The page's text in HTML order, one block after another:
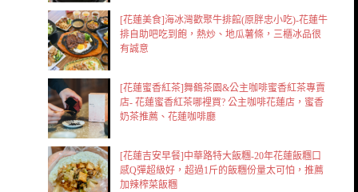
[花蓮美食]海冰灣歡聚牛排館(原胖忠小吃)-花蓮牛
排自助吧吃到飽，熱炒、地瓜薯條，三櫃冰品很
有誠意
[花蓮蜜香紅茶]舞鶴茶園&公主咖啡蜜香紅茶專賣
店- 花蓮蜜香紅茶哪裡買? 公主咖啡花蓮店，蜜香
奶茶推薦、花蓮咖啡廳
[花蓮吉安早餐]中華路特大飯糰-20年花蓮飯糰口
感Q彈超級好，超過1斤的飯糰份量太可怕，推薦
加辣榨菜飯糰